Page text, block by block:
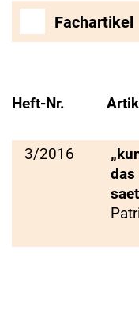
Fachartikel
Heft-Nr.
3/2016
das